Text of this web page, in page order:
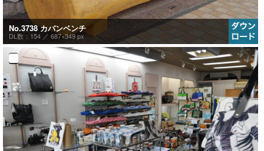
No.3738 カバンベンチ
DL数：154 ／ 687×349 px